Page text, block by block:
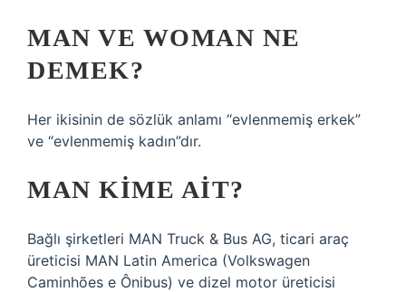
MAN VE WOMAN NE
DEMEK?
Her ikisinin de sözlük anlamı “evlenmemiş erkek”
ve “evlenmemiş kadın”dır.
MAN KIME AIT?
Bağlı şirketleri MAN Truck & Bus AG, ticari araç
üreticisi MAN Latin America (Volkswagen
Caminhões e Ônibus) ve dizel motor üreticisi